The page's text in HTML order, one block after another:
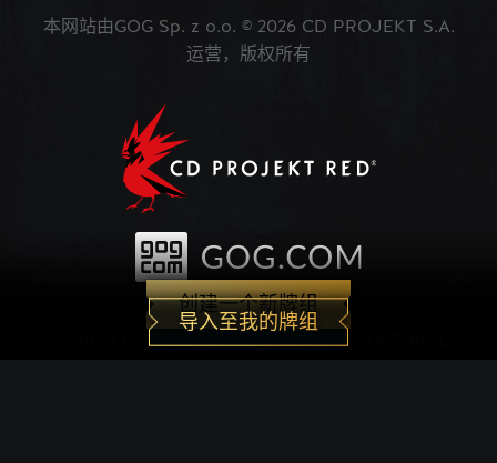
创建一个新牌组
导入至我的牌组
本网站由GOG Sp. z o.o. © 2026 CD PROJEKT S.A.
运营，版权所有
CD PROJEKT®, The Witcher®, GWENT® 是由CD